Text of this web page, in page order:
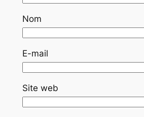
Nom
E-mail
Site web